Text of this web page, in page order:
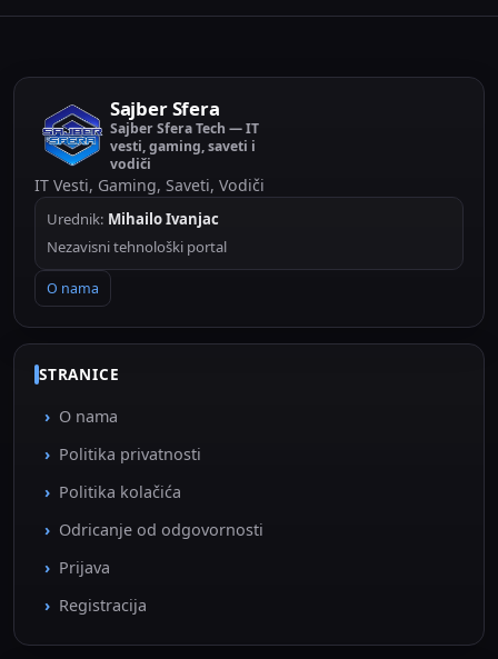
Sajber Sfera
Sajber Sfera Tech — IT
vesti, gaming, saveti i
vodiči
IT Vesti, Gaming, Saveti, Vodiči
Urednik: Mihailo Ivanjac
Nezavisni tehnološki portal
O nama
STRANICE
O nama
Politika privatnosti
Politika kolačića
Odricanje od odgovornosti
Prijava
Registracija